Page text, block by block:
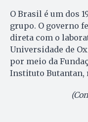
O Brasil é um dos
grupo. O governo
direta com o
Universidade de
por meio da
Instituto Butantan,